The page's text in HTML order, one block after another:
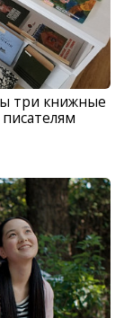
три книжные